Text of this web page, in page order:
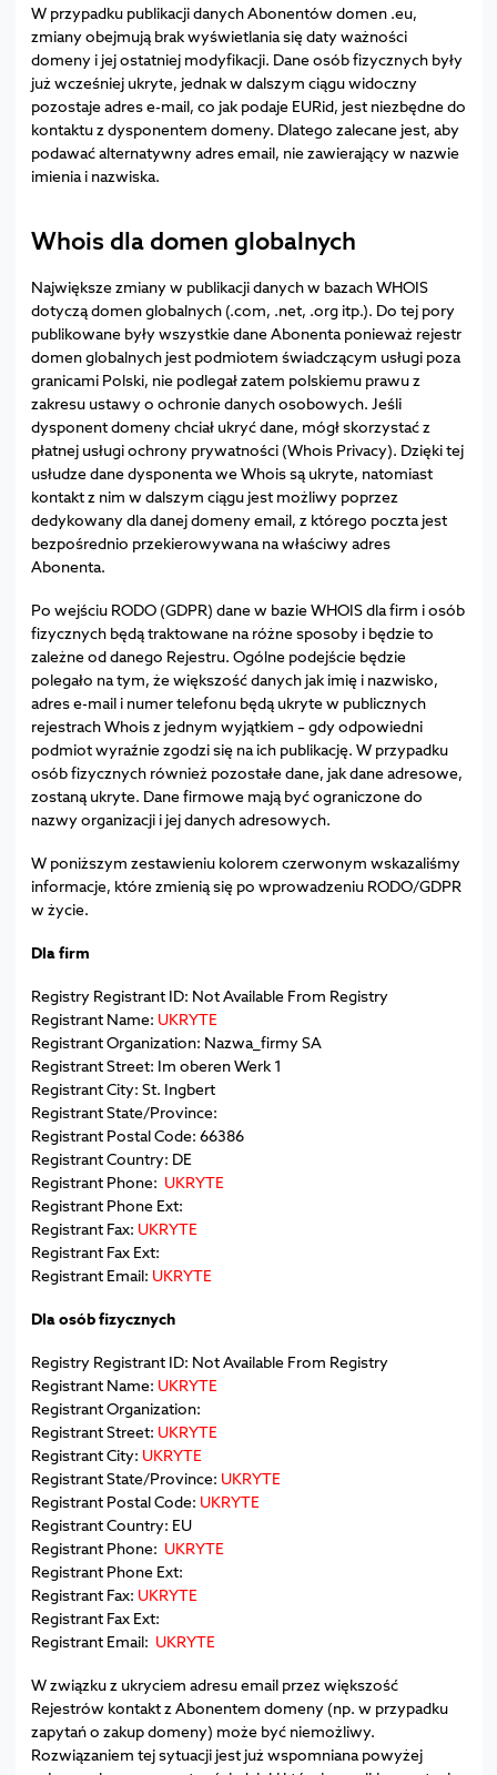
W przypadku publikacji danych Abonentów domen .eu,
zmiany obejmują brak wyświetlania się daty ważności
domeny i jej ostatniej modyfikacji. Dane osób fizycznych były
już wcześniej ukryte, jednak w dalszym ciągu widoczny
pozostaje adres e-mail, co jak podaje EURid, jest niezbędne do
kontaktu z dysponentem domeny. Dlatego zalecane jest, aby
podawać alternatywny adres email, nie zawierający w nazwie
imienia i nazwiska.
Whois dla domen globalnych
Największe zmiany w publikacji danych w bazach WHOIS
dotyczą domen globalnych (.com, .net, .org itp.). Do tej pory
publikowane były wszystkie dane Abonenta ponieważ rejestr
domen globalnych jest podmiotem świadczącym usługi poza
granicami Polski, nie podlegał zatem polskiemu prawu z
zakresu ustawy o ochronie danych osobowych. Jeśli
dysponent domeny chciał ukryć dane, mógł skorzystać z
płatnej usługi ochrony prywatności (Whois Privacy). Dzięki tej
usłudze dane dysponenta we Whois są ukryte, natomiast
kontakt z nim w dalszym ciągu jest możliwy poprzez
dedykowany dla danej domeny email, z którego poczta jest
bezpośrednio przekierowywana na właściwy adres
Abonenta.
Po wejściu RODO (GDPR) dane w bazie WHOIS dla firm i osób
fizycznych będą traktowane na różne sposoby i będzie to
zależne od danego Rejestru. Ogólne podejście będzie
polegało na tym, że większość danych jak imię i nazwisko,
adres e-mail i numer telefonu będą ukryte w publicznych
rejestrach Whois z jednym wyjątkiem – gdy odpowiedni
podmiot wyraźnie zgodzi się na ich publikację. W przypadku
osób fizycznych również pozostałe dane, jak dane adresowe,
zostaną ukryte. Dane firmowe mają być ograniczone do
nazwy organizacji i jej danych adresowych.
W poniższym zestawieniu kolorem czerwonym wskazaliśmy
informacje, które zmienią się po wprowadzeniu RODO/GDPR
w życie.
Dla firm
Registry Registrant ID: Not Available From Registry
Registrant Name: UKRYTE
Registrant Organization: Nazwa_firmy SA
Registrant Street: Im oberen Werk 1
Registrant City: St. Ingbert
Registrant State/Province:
Registrant Postal Code: 66386
Registrant Country: DE
Registrant Phone: UKRYTE
Registrant Phone Ext:
Registrant Fax: UKRYTE
Registrant Fax Ext:
Registrant Email: UKRYTE
Dla osób fizycznych
Registry Registrant ID: Not Available From Registry
Registrant Name: UKRYTE
Registrant Organization:
Registrant Street: UKRYTE
Registrant City: UKRYTE
Registrant State/Province: UKRYTE
Registrant Postal Code: UKRYTE
Registrant Country: EU
Registrant Phone: UKRYTE
Registrant Phone Ext:
Registrant Fax: UKRYTE
Registrant Fax Ext:
Registrant Email: UKRYTE
W związku z ukryciem adresu email przez większość
Rejestrów kontakt z Abonentem domeny (np. w przypadku
zapytań o zakup domeny) może być niemożliwy.
Rozwiązaniem tej sytuacji jest już wspomniana powyżej